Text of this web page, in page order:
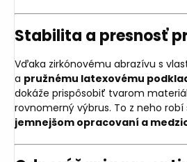
Stabilita a presnosť
Vďaka zirkónovému abrazívu s
a pružnému latexovému
dokáže prispôsobiť tvarom
rovnomerný výbrus. To z neho robí
jemnejšom opracovaní a